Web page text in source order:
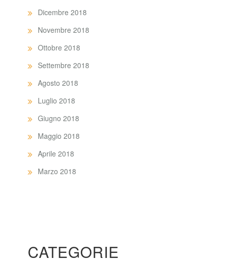
Dicembre 2018
Novembre 2018
Ottobre 2018
Settembre 2018
Agosto 2018
Luglio 2018
Giugno 2018
Maggio 2018
Aprile 2018
Marzo 2018
CATEGORIE